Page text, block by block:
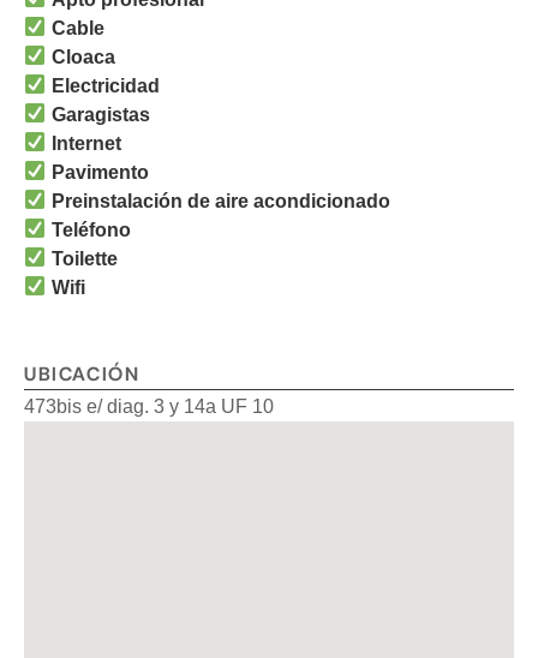
Cable
Cloaca
Electricidad
Garagistas
Internet
Pavimento
Preinstalación de aire acondicionado
Teléfono
Toilette
Wifi
UBICACIÓN
473bis e/ diag. 3 y 14a UF 10